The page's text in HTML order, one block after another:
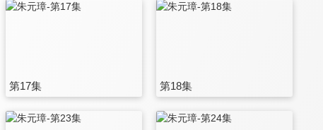
第17集 第18集